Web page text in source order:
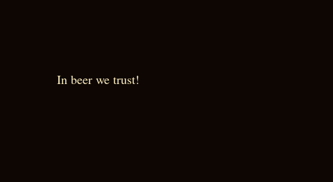
In beer we trust!